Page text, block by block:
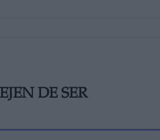
DE SER